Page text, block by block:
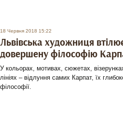
18 Червня 2018 15:22
Львівська художниця
довершену філософію
У кольорах, мотивах, сюжетах,
лініях – відлуння самих Карпат, їх
філософії.